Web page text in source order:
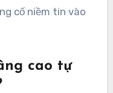
cố niềm tin vào
cao tự